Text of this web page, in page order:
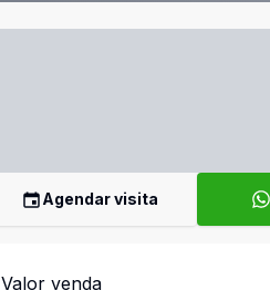
Agendar visita
Valor venda